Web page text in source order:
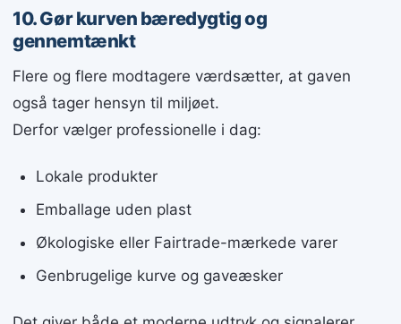
10. Gør kurven bæredygtig og
gennemtænkt
Flere og flere modtagere værdsætter, at gaven
også tager hensyn til miljøet.
Derfor vælger professionelle i dag:
Lokale produkter
Emballage uden plast
Økologiske eller Fairtrade-mærkede varer
Genbrugelige kurve og gaveæsker